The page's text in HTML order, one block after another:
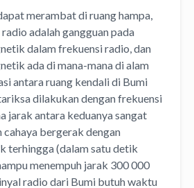
merambat di ruang hampa,
adalah gangguan pada
dalam frekuensi radio, dan
ada di mana-mana di alam
antara ruang kendali di Bumi
dilakukan dengan frekuensi
jarak antara keduanya sangat
cahaya bergerak dengan
terhingga (dalam satu detik
menempuh jarak 300 000
radio dari Bumi butuh waktu